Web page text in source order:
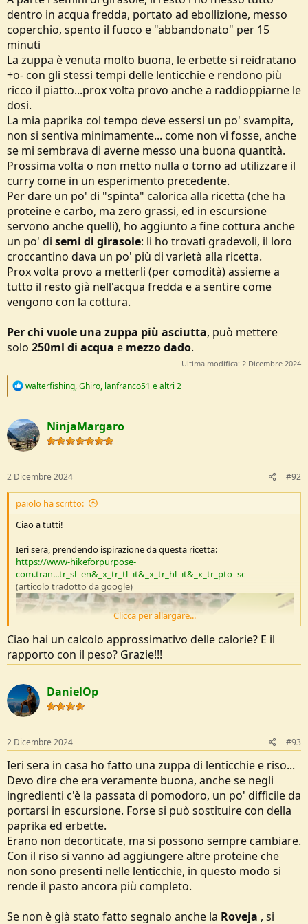
dentro in acqua fredda, portato ad ebollizione, messo
coperchio, spento il fuoco e "abbandonato" per 15
minuti
La zuppa è venuta molto buona, le erbette si reidratano
+o- con gli stessi tempi delle lenticchie e rendono più
ricco il piatto...prox volta provo anche a raddioppiarne le
dosi.
La mia paprika col tempo deve essersi un po' svampita,
non si sentiva minimamente... come non vi fosse, anche
se mi sembrava di averne messo una buona quantità.
Prossima volta o non metto nulla o torno ad utilizzare il
curry come in un esperimento precedente.
Per dare un po' di "spinta" calorica alla ricetta (che ha
proteine e carbo, ma zero grassi, ed in escursione
servono anche quelli), ho aggiunto a fine cottura anche
un po' di semi di girasole: li ho trovati gradevoli, il loro
croccantino dava un po' più di varietà alla ricetta.
Prox volta provo a metterli (per comodità) assieme a
tutto il resto già nell'acqua fredda e a sentire come
vengono con la cottura.
Per chi vuole una zuppa più asciutta, può mettere
solo 250ml di acqua e mezzo dado.
Ultima modifica: 2 Dicembre 2024
R
c
t
i
o
s
:
walterfishing,Ghiro, lanfranco51 e altri 2
NinjaMargaro
2 Dicembre 2024 #92
paiolo ha scritto:
Ciao a tutti!
Ieri sera, prendendo ispirazione da questa ricetta:
https://www-hikeforpurpose-
com.tran...tr_sl=en&_x_tr_tl=it&_x_tr_hl=it&_x_tr_pto=sc
(articolo tradotto da google)
...mi son fatto per cena una bella ciotola di lenticchie in brodo.
Questa la ricetta che ho utilizzato io, con gli ingredienti che avevo a
casa:
- 100 gr di lenticchie rosse
- 500 ml acqua
- 1 dado vegetale
- 5 gr di mix erbe essiccate per soffritto (cipolla, carote, sedano)
- 2 gr di paprika dolce (a posteriori assolutamente inutili... non si
Clicca per allargare...
Ciao hai un calcolo approssimativo delle calorie? E il
rapporto con il peso? Grazie!!!
DanielOp
2 Dicembre 2024 #93
Ieri sera in casa ho fatto una zuppa di lenticchie e riso...
Devo dire che era veramente buona, anche se negli
ingredienti c'è la passata di pomodoro, un po' difficile da
portarsi in escursione. Forse si può sostituire con della
paprika ed erbette.
Erano non decorticate, ma si possono sempre cambiare.
Con il riso si vanno ad aggiungere altre proteine che
non sono presenti nelle lenticchie, in questo modo si
rende il pasto ancora più completo.
Se non è già stato fatto segnalo anche la Roveja , si